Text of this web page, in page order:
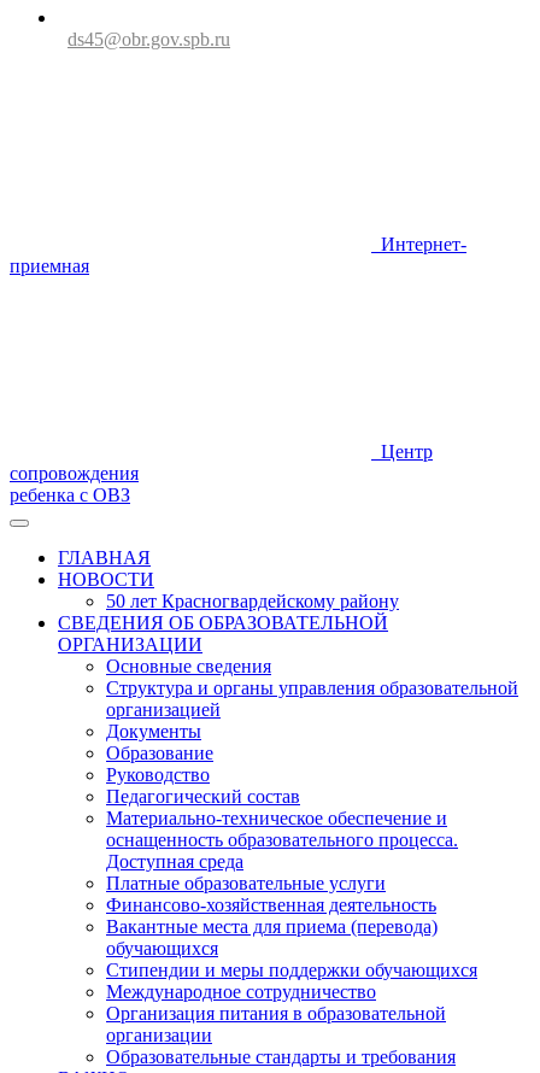
ds45@obr.gov.spb.ru
Интернет-
приемная
Центр
сопровождения
ребенка с ОВЗ
ГЛАВНАЯ
НОВОСТИ
50 лет Красногвардейскому району
СВЕДЕНИЯ ОБ ОБРАЗОВАТЕЛЬНОЙ
ОРГАНИЗАЦИИ
Основные сведения
Структура и органы управления образовательной
организацией
Документы
Образование
Руководство
Педагогический состав
Материально-техническое обеспечение и
оснащенность образовательного процесса.
Доступная среда
Платные образовательные услуги
Финансово-хозяйственная деятельность
Вакантные места для приема (перевода)
обучающихся
Стипендии и меры поддержки обучающихся
Международное сотрудничество
Организация питания в образовательной
организации
Образовательные стандарты и требования